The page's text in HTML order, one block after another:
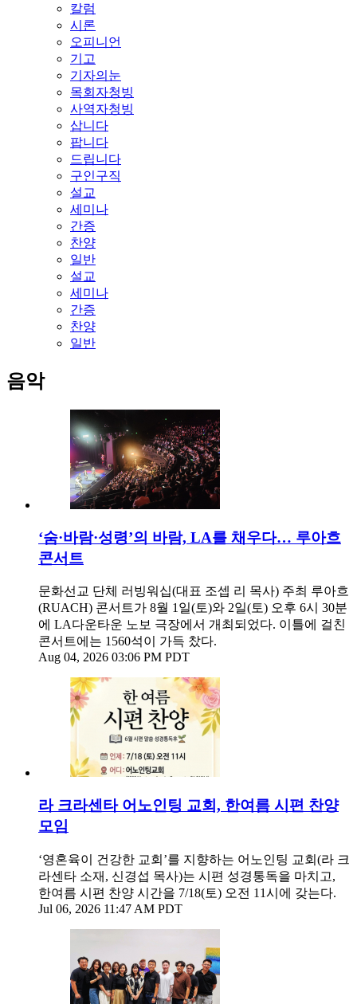
칼럼
시론
오피니언
기고
기자의눈
목회자청빙
사역자청빙
삽니다
팝니다
드립니다
구인구직
설교
세미나
간증
찬양
일반
설교
세미나
간증
찬양
일반
음악
‘숨·바람·성령’의 바람, LA를 채우다… 루아흐
콘서트
문화선교 단체 러빙워십(대표 조셉 리 목사) 주최 루아흐
(RUACH) 콘서트가 8월 1일(토)와 2일(토) 오후 6시 30분
에 LA다운타운 노보 극장에서 개최되었다. 이틀에 걸친
콘서트에는 1560석이 가득 찼다.
Aug 04, 2026 03:06 PM PDT
라 크라센타 어노인팅 교회, 한여름 시편 찬양
모임
‘영혼육이 건강한 교회’를 지향하는 어노인팅 교회(라 크
라센타 소재, 신경섭 목사)는 시편 성경통독을 마치고,
한여름 시편 찬양 시간을 7/18(토) 오전 11시에 갖는다.
Jul 06, 2026 11:47 AM PDT